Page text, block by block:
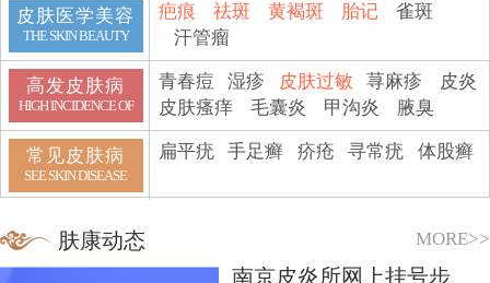
皮肤医学美容
THE SKIN BEAUTY
疤痕 祛斑 黄褐斑 胎记
雀斑
汗管瘤
高发皮肤病
HIGH INCIDENCE OF
青春痘 湿疹 皮肤过敏 荨麻疹
皮炎
皮肤瘙痒
毛囊炎 甲沟炎 腋臭
常见皮肤病
SEE SKIN DISEASE
扁平疣 手足癣 疥疮 寻常疣 体股癣
肤康动态 MORE>>
南京皮炎所网上挂号步